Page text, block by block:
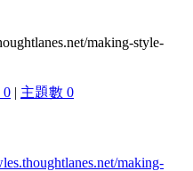
making-style-
0 | 主題數 0
making-